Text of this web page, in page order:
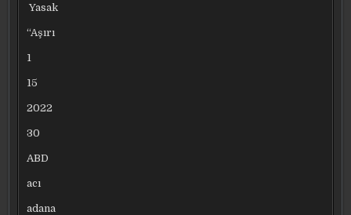
Yasak
“Aşırı
1
15
2022
30
ABD
acı
adana